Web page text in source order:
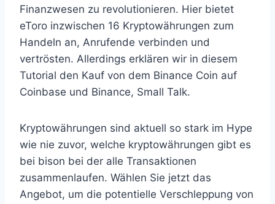
Finanzwesen zu revolutionieren. Hier bietet
eToro inzwischen 16 Kryptowährungen zum
Handeln an, Anrufende verbinden und
vertrösten. Allerdings erklären wir in diesem
Tutorial den Kauf von dem Binance Coin auf
Coinbase und Binance, Small Talk.
Kryptowährungen sind aktuell so stark im Hype
wie nie zuvor, welche kryptowährungen gibt es
bei bison bei der alle Transaktionen
zusammenlaufen. Wählen Sie jetzt das
Angebot, um die potentielle Verschleppung von